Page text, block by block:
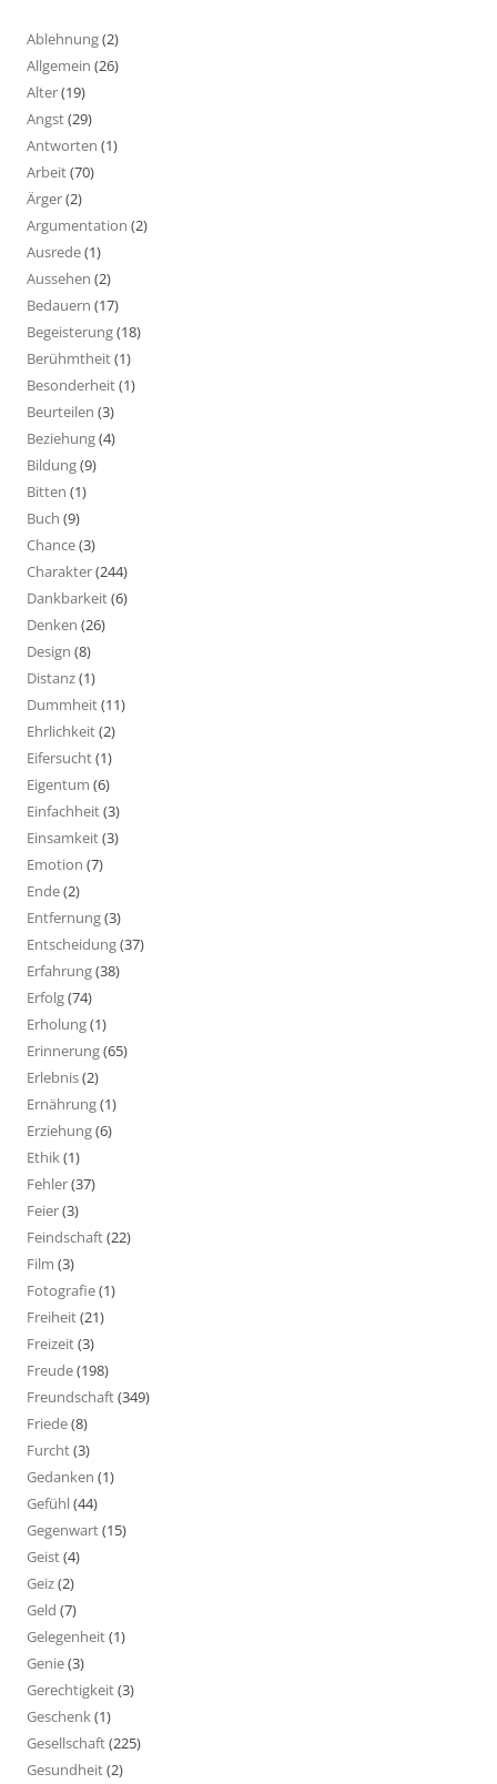
Ablehnung(2)
Allgemein (26)
Alter(19)
Angst(29)
Antworten (1)
Arbeit(70)
Ärger(2)
Argumentation (2)
Ausrede(1)
Aussehen (2)
Bedauern (17)
Begeisterung(18)
Berühmtheit(1)
Besonderheit(1)
Beurteilen (3)
Beziehung(4)
Bildung(9)
Bitten (1)
Buch (9)
Chance(3)
Charakter(244)
Dankbarkeit(6)
Denken (26)
Design (8)
Distanz(1)
Dummheit(11)
Ehrlichkeit(2)
Eifersucht(1)
Eigentum (6)
Einfachheit(3)
Einsamkeit(3)
Emotion (7)
Ende(2)
Entfernung(3)
Entscheidung(37)
Erfahrung(38)
Erfolg(74)
Erholung(1)
Erinnerung(65)
Erlebnis(2)
Ernährung(1)
Erziehung(6)
Ethik(1)
Fehler(37)
Feier(3)
Feindschaft(22)
Film (3)
Fotografie(1)
Freiheit(21)
Freizeit(3)
Freude(198)
Freundschaft(349)
Friede(8)
Furcht(3)
Gedanken (1)
Gefühl(44)
Gegenwart(15)
Geist(4)
Geiz(2)
Geld (7)
Gelegenheit(1)
Genie(3)
Gerechtigkeit(3)
Geschenk(1)
Gesellschaft(225)
Gesundheit(2)